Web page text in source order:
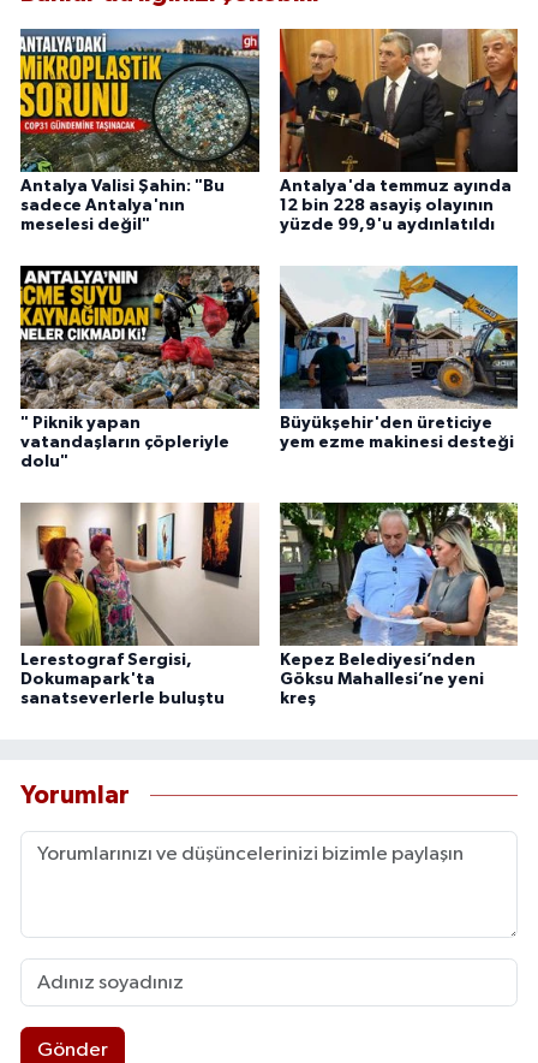
Antalya Valisi Şahin: "Bu
sadece Antalya'nın
meselesi değil"
Antalya'da temmuz ayında
12 bin 228 asayiş olayının
yüzde 99,9'u aydınlatıldı
" Piknik yapan
vatandaşların çöpleriyle
dolu"
Büyükşehir'den üreticiye
yem ezme makinesi desteği
Lerestograf Sergisi,
Dokumapark'ta
sanatseverlerle buluştu
Kepez Belediyesi’nden
Göksu Mahallesi’ne yeni
kreş
Yorumlar
Gönder